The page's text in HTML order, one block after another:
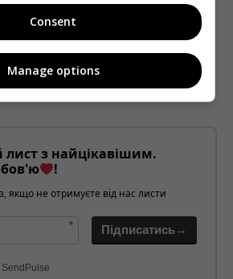
з найцікавішим.
!
якщо не отримуєте від нас листи
* Підписатись→
Consent
Manage options